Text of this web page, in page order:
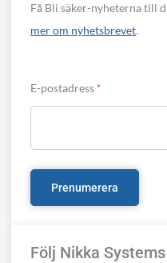
Få Bli säker-nyheterna till
mer om nyhetsbrevet.
E-postadress *
Följ Nikka Systems